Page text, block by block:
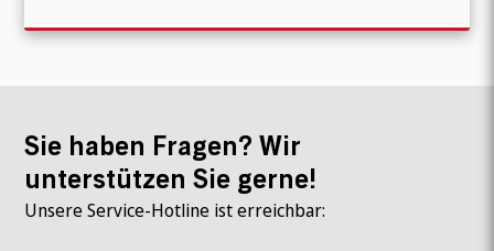
Sie haben Fragen? Wir
unterstützen Sie gerne!
Unsere Service-Hotline ist erreichbar: